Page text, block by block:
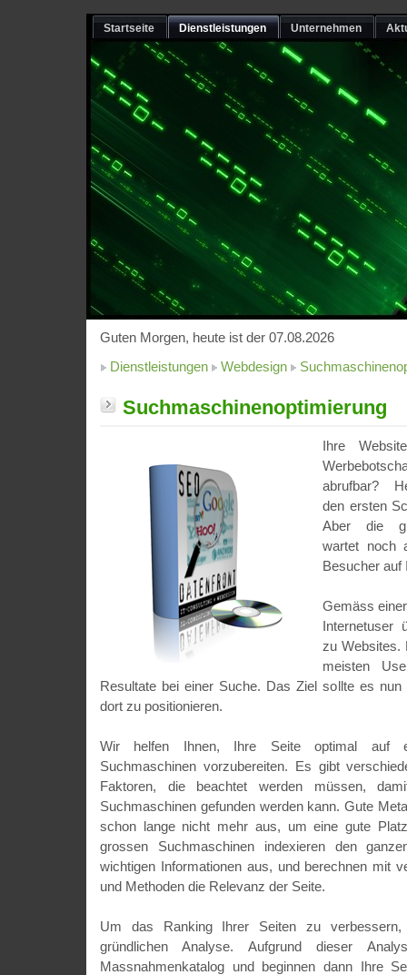
Startseite Dienstleistungen Unternehmen
Guten Morgen, heute ist der 07.08.2026
Dienstleistungen
Webdesign
Suchmaschinenoptimierung
Ihre
abrufbar?
den ersten
Aber die
wartet noch
Besucher auf
Gemäss
Internetuser
zu Websites.
meisten
Resultate bei einer Suche. Das Ziel sollte es
dort zu positionieren.
Wir helfen Ihnen, Ihre Seite optimal auf
Suchmaschinen vorzubereiten. Es gibt
Faktoren, die beachtet werden müssen,
Suchmaschinen gefunden werden kann. Gute
schon lange nicht mehr aus, um eine gute
grossen Suchmaschinen indexieren den
wichtigen Informationen aus, und berechnen mit
und Methoden die Relevanz der Seite.
Um das Ranking Ihrer Seiten zu
gründlichen Analyse. Aufgrund dieser
Massnahmenkatalog und beginnen dann Ihre